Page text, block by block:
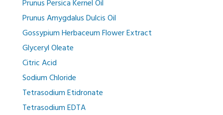
Prunus Persica Kernel Oil
Prunus Amygdalus Dulcis Oil
Gossypium Herbaceum Flower Extract
Glyceryl Oleate
Citric Acid
Sodium Chloride
Tetrasodium Etidronate
Tetrasodium EDTA